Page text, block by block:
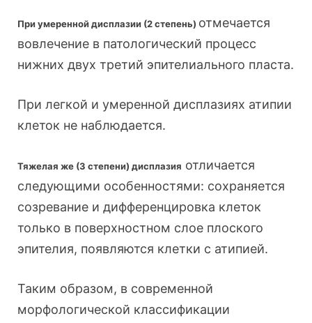
При умеренной дисплазии (2 степень) отмечается
вовлечение в патологический процесс
нижних двух третий эпителиального пласта.
При легкой и умеренной дисплазиях атипии
клеток не наблюдается.
Тяжелая же (3 степени) дисплазия отличается
следующими особенностями: сохраняется
созревание и дифференцировка клеток
только в поверхностном слое плоского
эпителия, появляются клетки с атипией.
Таким образом, в современной
морфологической классификации